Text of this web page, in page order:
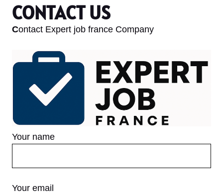
CONTACT US
Contact Expert job france Company
Your name
Your email